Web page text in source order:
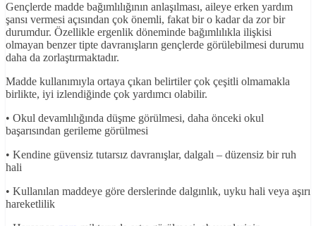
Gençlerde madde bağımlılığının anlaşılması, aileye erken yardım
şansı vermesi açısından çok önemli, fakat bir o kadar da zor bir
durumdur. Özellikle ergenlik döneminde bağımlılıkla ilişkisi
olmayan benzer tipte davranışların gençlerde görülebilmesi durumu
daha da zorlaştırmaktadır.
Madde kullanımıyla ortaya çıkan belirtiler çok çeşitli olmamakla
birlikte, iyi izlendiğinde çok yardımcı olabilir.
• Okul devamlılığında düşme görülmesi, daha önceki okul
başarısından gerileme görülmesi
• Kendine güvensiz tutarsız davranışlar, dalgalı – düzensiz bir ruh
hali
• Kullanılan maddeye göre derslerinde dalgınlık, uyku hali veya aşırı
hareketlilik